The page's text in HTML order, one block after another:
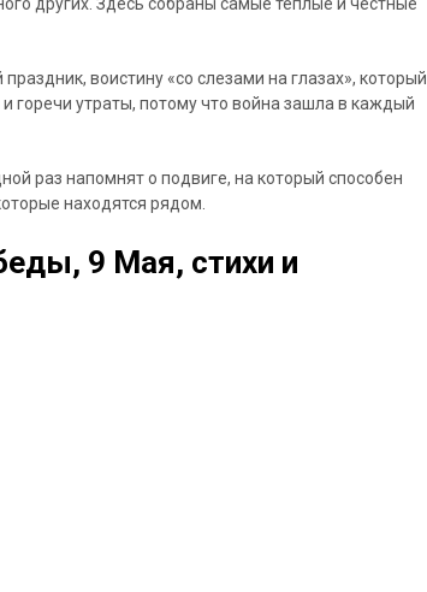
воистину «со слезами на глазах», который
горечи утраты, потому что война зашла в каждый
раз напомнят о подвиге, на который способен
находятся рядом.
9 Мая, стихи и